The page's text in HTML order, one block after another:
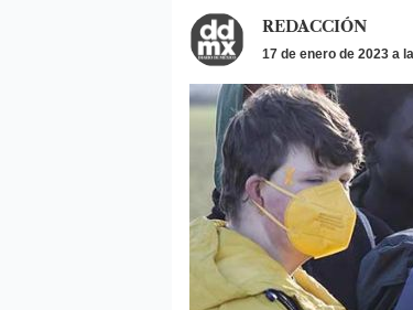
REDACCIÓN
17 de enero de 2023 a